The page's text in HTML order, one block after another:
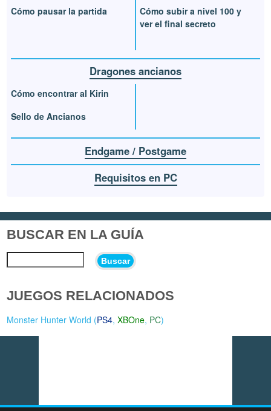
Cómo pausar la partida
Cómo subir a nivel 100 y
ver el final secreto
Dragones ancianos
Cómo encontrar al Kirin
Sello de Ancianos
Endgame / Postgame
Requisitos en PC
BUSCAR EN LA GUÍA
Buscar
JUEGOS RELACIONADOS
Monster Hunter World (PS4,XBOne, PC)